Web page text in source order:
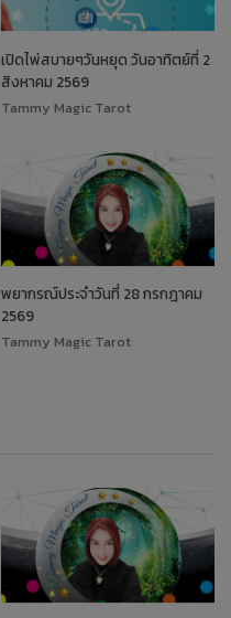
เปิดไพ่สบายๆวันหยุด วันอาทิตย์ที่ 2
สิงหาคม 2569
Tammy Magic Tarot
พยากรณ์ประจำวันที่ 28 กรกฎาคม
2569
Tammy Magic Tarot